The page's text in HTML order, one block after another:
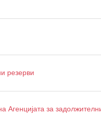
резерви
Агенцијата за